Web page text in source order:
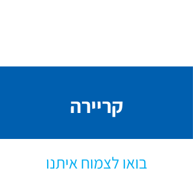
קריירה
בואו לצמוח איתנו